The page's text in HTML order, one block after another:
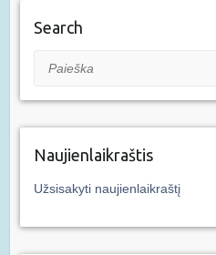
Search
Paieška
Naujienlaikraštis
Užsisakyti naujienlaikraštį